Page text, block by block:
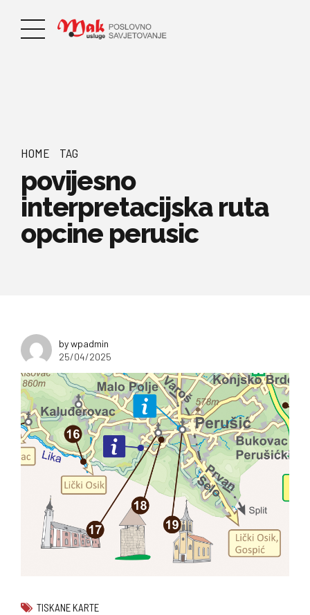
HOME TAG
povijesno
interpretacijska ruta
opcine perusic
by wpadmin
25/04/2025
TISKANE KARTE